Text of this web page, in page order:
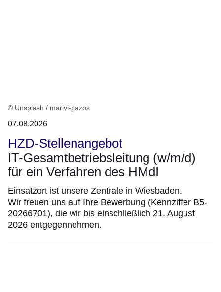
© Unsplash / marivi-pazos
07.08.2026
HZD-Stellenangebot
IT-Gesamtbetriebsleitung (w/m/d)
für ein Verfahren des HMdI
Einsatzort ist unsere Zentrale in Wiesbaden.
Wir freuen uns auf Ihre Bewerbung (Kennziffer B5-
20266701), die wir bis einschließlich 21. August
2026 entgegennehmen.